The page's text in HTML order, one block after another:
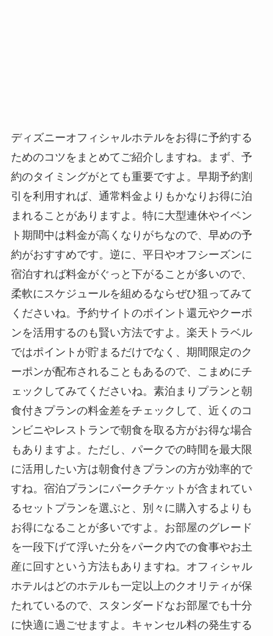
ディズニーオフィシャルホテルをお得に予約する
ためのコツをまとめてご紹介しますね。まず、予
約のタイミングがとても重要ですよ。早期予約割
引を利用すれば、通常料金よりもかなりお得に泊
まれることがありますよ。特に大型連休やイベン
ト期間中は料金が高くなりがちなので、早めの予
約がおすすめです。逆に、平日やオフシーズンに
宿泊すれば料金がぐっと下がることが多いので、
柔軟にスケジュールを組めるならぜひ狙ってみて
くださいね。予約サイトのポイント還元やクーポ
ンを活用するのも賢い方法ですよ。楽天トラベル
ではポイントが貯まるだけでなく、期間限定のク
ーポンが配布されることもあるので、こまめにチ
ェックしてみてくださいね。素泊まりプランと朝
食付きプランの料金差をチェックして、近くのコ
ンビニやレストランで朝食を取る方がお得な場合
もありますよ。ただし、パークでの時間を最大限
に活用したい方は朝食付きプランの方が効率的で
すね。宿泊プランにパークチケットが含まれてい
るセットプランを選ぶと、別々に購入するよりも
お得になることが多いですよ。お部屋のグレード
を一段下げて浮いた分をパーク内での食事やお土
産に回すという方法もありますね。オフィシャル
ホテルはどのホテルも一定以上のクオリティが保
たれているので、スタンダードなお部屋でも十分
に快適に過ごせますよ。キャンセル料の発生する